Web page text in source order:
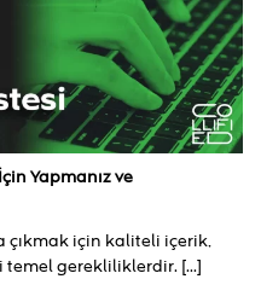
Yapmanız ve
çıkmak için kaliteli içerik,
gerekliliklerdir. [...]